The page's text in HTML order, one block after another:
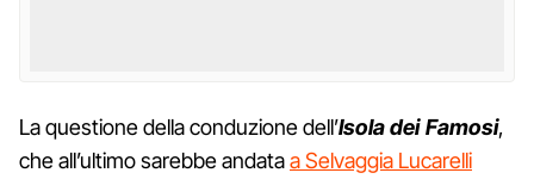
La questione della conduzione dell’Isola dei Famosi,
che all’ultimo sarebbe andataa Selvaggia Lucarelli